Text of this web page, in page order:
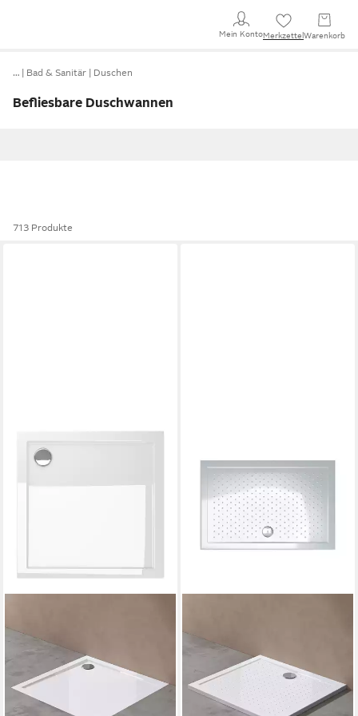
Mein KontoMerkzettel Warenkorb
… Bad & Sanitär Duschen
Befliesbare Duschwannen
713 Produkte